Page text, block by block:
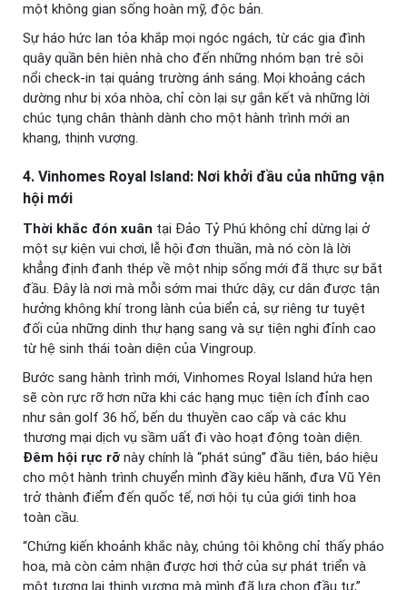
một không gian sống hoàn mỹ, độc bản.
Sự háo hức lan tỏa khắp mọi ngóc ngách, từ các gia đình
quây quần bên hiên nhà cho đến những nhóm bạn trẻ sôi
nổi check-in tại quảng trường ánh sáng. Mọi khoảng cách
dường như bị xóa nhòa, chỉ còn lại sự gắn kết và những lời
chúc tụng chân thành dành cho một hành trình mới an
khang, thịnh vượng.
4. Vinhomes Royal Island: Nơi khởi đầu của những vận
hội mới
Thời khắc đón xuân tại Đảo Tỷ Phú không chỉ dừng lại ở
một sự kiện vui chơi, lễ hội đơn thuần, mà nó còn là lời
khẳng định đanh thép về một nhịp sống mới đã thực sự bắt
đầu. Đây là nơi mà mỗi sớm mai thức dậy, cư dân được tận
hưởng không khí trong lành của biển cả, sự riêng tư tuyệt
đối của những dinh thự hạng sang và sự tiện nghi đỉnh cao
từ hệ sinh thái toàn diện của Vingroup.
Bước sang hành trình mới, Vinhomes Royal Island hứa hẹn
sẽ còn rực rỡ hơn nữa khi các hạng mục tiện ích đỉnh cao
như sân golf 36 hố, bến du thuyền cao cấp và các khu
thương mại dịch vụ sầm uất đi vào hoạt động toàn diện.
Đêm hội rực rỡ này chính là “phát súng” đầu tiên, báo hiệu
cho một hành trình chuyển mình đầy kiêu hãnh, đưa Vũ Yên
trở thành điểm đến quốc tế, nơi hội tụ của giới tinh hoa
toàn cầu.
“Chứng kiến khoảnh khắc này, chúng tôi không chỉ thấy pháo
hoa, mà còn cảm nhận được hơi thở của sự phát triển và
một tương lai thịnh vượng mà mình đã lựa chọn đầu tư,”